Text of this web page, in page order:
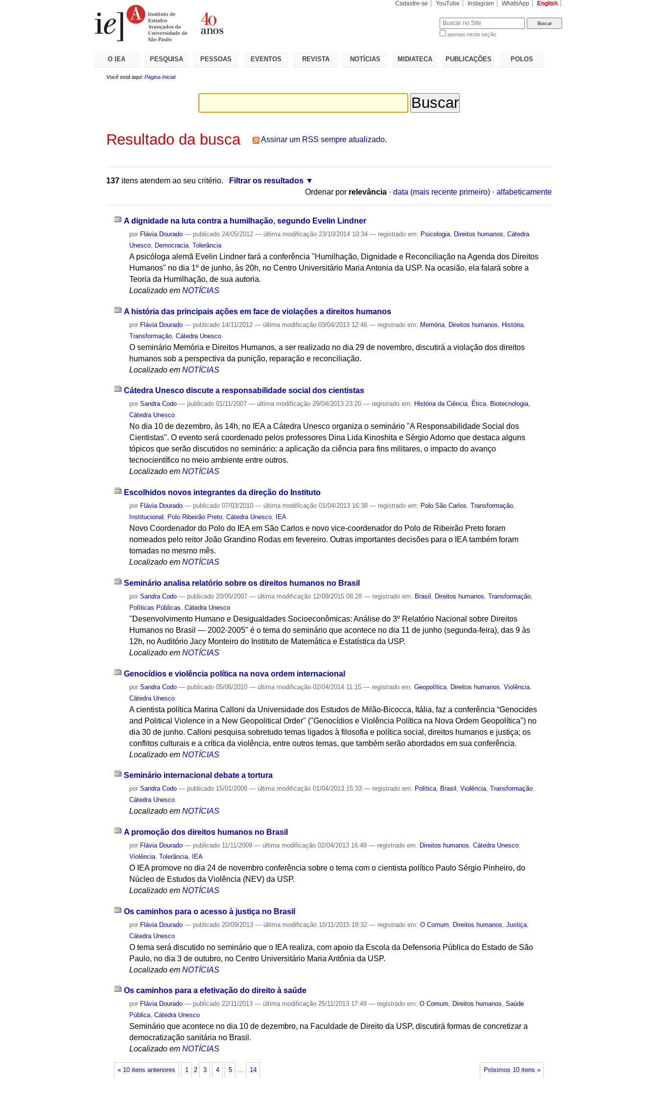
Cadastre-se YouTube Instagram WhatsApp English
apenas nesta seção
O IEA PESQUISA PESSOAS EVENTOS REVISTA NOTÍCIAS MIDIATECA PUBLICAÇÕES POLOS
Você está aqui: Página Inicial
Resultado da busca Assinar um RSS sempre atualizado.
137 itens atendem ao seu critério.
Filtrar os resultados
Ordenar por relevância · data (mais recente primeiro) · alfabeticamente
A dignidade na luta contra a humilhação, segundo Evelin Lindner
por Flávia Dourado — publicado 24/05/2012— última modificação 23/10/2014 10:34— registrado em: Psicologia Direitos humanos ,Cátedra
Unesco
Democracia ,Tolerância
A psicóloga alemã Evelin Lindner fará a conferência "Humilhação, Dignidade e Reconciliação na Agenda dos Direitos
Humanos" no dia 1º de junho, às 20h, no Centro Universitário Maria Antonia da USP. Na ocasião, ela falará sobre a
Teoria da Humilhação, de sua autoria.
Localizado em NOTÍCIAS
A história das principais ações em face de violações a direitos humanos
por Flávia Dourado — publicado 14/11/2012— última modificação 03/04/2013 12:46— registrado em: Memória Direitos humanos História
Transformação ,Cátedra Unesco
O seminário Memória e Direitos Humanos, a ser realizado no dia 29 de novembro, discutirá a violação dos direitos
humanos sob a perspectiva da punição, reparação e reconciliação.
Localizado em NOTÍCIAS
Cátedra Unesco discute a responsabilidade social dos cientistas
porSandra Codo — publicado 01/11/2007— última modificação 29/04/2013 23:20— registrado em: História da Ciência, Ética, Biotecnologia,
Cátedra Unesco
No dia 10 de dezembro, às 14h, no IEA a Cátedra Unesco organiza o seminário "A Responsabilidade Social dos
Cientistas". O evento será coordenado pelos professores Dina Lida Kinoshita e Sérgio Adorno que destaca alguns
tópicos que serão discutidos no seminário: a aplicação da ciência para fins militares, o impacto do avanço
tecnocientífico no meio ambiente entre outros.
Localizado em NOTÍCIAS
Escolhidos novos integrantes da direção do Instituto
por Flávia Dourado — publicado 07/03/2010— última modificação 01/04/2013 16:38— registrado em: Polo São Carlos,Transformação,
Institucional , Polo Ribeirão Preto,Cátedra Unesco, IEA
Novo Coordenador do Polo do IEA em São Carlos e novo vice-coordenador do Polo de Ribeirão Preto foram
nomeados pelo reitor João Grandino Rodas em fevereiro. Outras importantes decisões para o IEA também foram
tomadas no mesmo mês.
Localizado em NOTÍCIAS
Seminário analisa relatório sobre os direitos humanos no Brasil
porSandra Codo — publicado 20/05/2007— última modificação 12/09/2015 08:28— registrado em: Brasil Direitos humanos ,Transformação
Políticas Públicas ,Cátedra Unesco
"Desenvolvimento Humano e Desigualdades Socioeconômicas: Análise do 3º Relatório Nacional sobre Direitos
Humanos no Brasil — 2002-2005" é o tema do seminário que acontece no dia 11 de junho (segunda-feira), das 9 às
12h, no Auditório Jacy Monteiro do Instituto de Matemática e Estatística da USP.
Localizado em NOTÍCIAS
Genocídios e violência política na nova ordem internacional
porSandra Codo — publicado 05/06/2010— última modificação 02/04/2014 11:15— registrado em:Geopolítica Direitos humanos ,Violência
Cátedra Unesco
A cientista política Marina Calloni da Universidade dos Estudos de Milão-Bicocca, Itália, faz a conferência “Genocides
and Political Violence in a New Geopolitical Order" ("Genocídios e Violência Política na Nova Ordem Geopolítica") no
dia 30 de junho. Calloni pesquisa sobretudo temas ligados à filosofia e política social, direitos humanos e justiça; os
conflitos culturais e a crítica da violência, entre outros temas, que também serão abordados em sua conferência.
Localizado em NOTÍCIAS
Seminário internacional debate a tortura
porSandra Codo — publicado 15/01/2008— última modificação 01/04/2013 15:33— registrado em: Política, Brasil ,Violência,Transformação,
Cátedra Unesco
Localizado em NOTÍCIAS
A promoção dos direitos humanos no Brasil
por Flávia Dourado — publicado 11/11/2009— última modificação 02/04/2013 16:49— registrado em: Direitos humanos ,Cátedra Unesco
Violência ,Tolerância IEA
O IEA promove no dia 24 de novembro conferência sobre o tema com o cientista político Paulo Sérgio Pinheiro, do
Núcleo de Estudos da Violência (NEV) da USP.
Localizado em NOTÍCIAS
Os caminhos para o acesso à justiça no Brasil
por Flávia Dourado — publicado 20/09/2013— última modificação 10/11/2015 18:32— registrado em:O Comum Direitos humanos ,Justiça
Cátedra Unesco
O tema será discutido no seminário que o IEA realiza, com apoio da Escola da Defensoria Pública do Estado de São
Paulo, no dia 3 de outubro, no Centro Universitário Maria Antônia da USP.
Localizado em NOTÍCIAS
Os caminhos para a efetivação do direito à saúde
por Flávia Dourado — publicado 22/11/2013— última modificação 25/11/2013 17:49— registrado em:O Comum, Direitos humanos,Saúde
Pública,Cátedra Unesco
Seminário que acontece no dia 10 de dezembro, na Faculdade de Direito da USP, discutirá formas de concretizar a
democratização sanitária no Brasil.
Localizado em NOTÍCIAS
« 10 itens anteriores Próximos 10 itens »
1 2 3 4 5 14